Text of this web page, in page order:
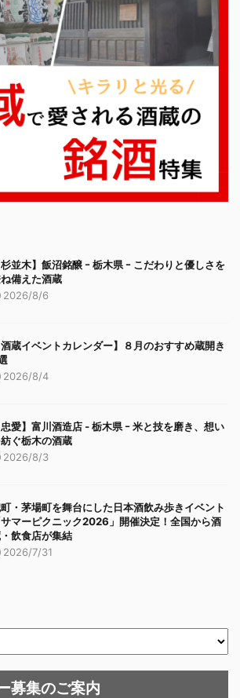
杉並木】飯沼銘醸 ｰ 栃木県 ｰ こだわりと優しさを
備えた酒蔵
2026/8/6
酒蔵イベントカレンダー】８月のおすすめ蔵開き
2026/8/4
忠愛】富川酒造店 ‐ 栃木県 ｰ 米と技を磨き、想い
ぐ栃木の酒蔵
2026/8/3
・茅場町を舞台にした日本酒飲み歩きイベント
サマーピクニック2026」開催決定！全国から酒
飲食店が集結
2026/7/31
募集のご案内